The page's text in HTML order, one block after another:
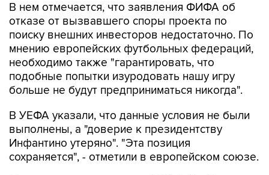
В нем отмечается, что заявления ФИФА об
отказе от вызвавшего споры проекта по
поиску внешних инвесторов недостаточно. По
мнению европейских футбольных федераций,
необходимо также "гарантировать, что
подобные попытки изуродовать нашу игру
больше не будут предприниматься никогда".
В УЕФА указали, что данные условия не были
выполнены, а "доверие к президентству
Инфантино утеряно". "Эта позиция
сохраняется", - отметили в европейском союзе.